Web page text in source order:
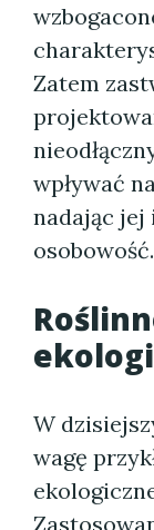
Zatem
wpływać
nadając
osobowość.
W
wagę